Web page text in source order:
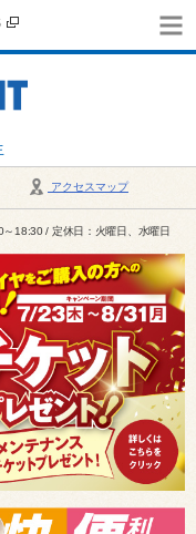
アクセスマップ
18:30 / 定休日：火曜日、水曜日